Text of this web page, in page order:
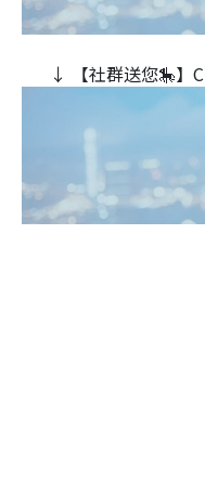
↓ 【社群送您🎠】